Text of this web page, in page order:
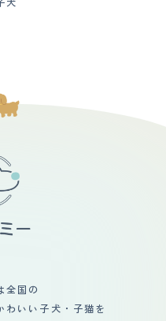
犬
全国の
わいい子犬・子猫を